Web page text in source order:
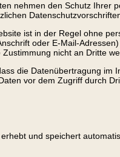
nehmen den Schutz Ihrer
ist in der Regel ohne
oder E-Mail-
nicht an Dritte
die Datenübertragung im
vor dem Zugriff durch
und speichert